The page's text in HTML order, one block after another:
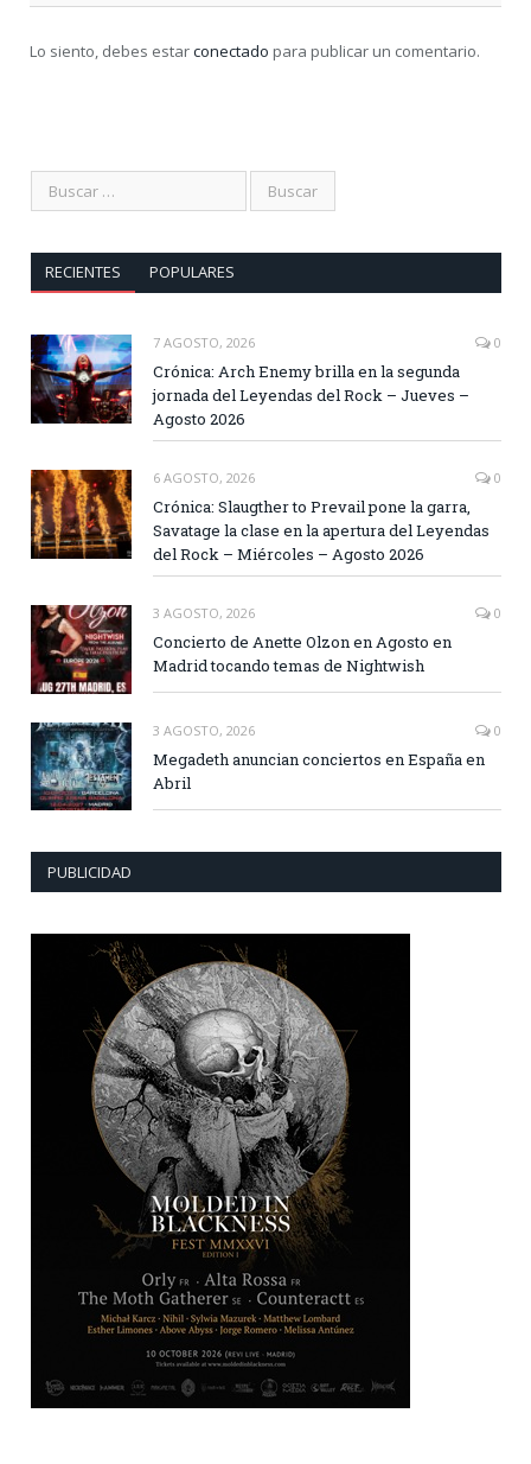
Lo siento, debes estarconectado para publicar un comentario.
RECIENTES POPULARES
7 AGOSTO, 2026 0
Crónica: Arch Enemy brilla en la segunda
jornada del Leyendas del Rock – Jueves –
Agosto 2026
6 AGOSTO, 2026 0
Crónica: Slaugther to Prevail pone la garra,
Savatage la clase en la apertura del Leyendas
del Rock – Miércoles – Agosto 2026
3 AGOSTO, 2026 0
Concierto de Anette Olzon en Agosto en
Madrid tocando temas de Nightwish
3 AGOSTO, 2026 0
Megadeth anuncian conciertos en España en
Abril
PUBLICIDAD